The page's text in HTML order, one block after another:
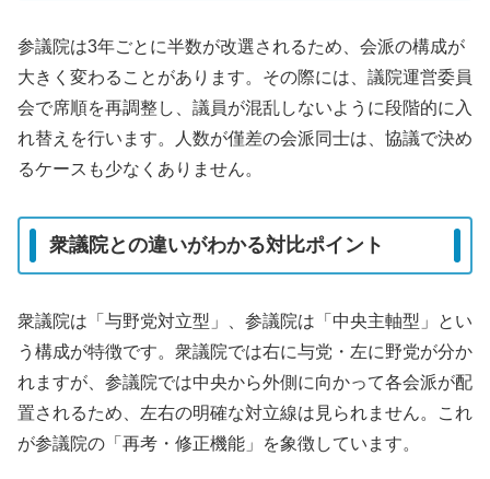
参議院は3年ごとに半数が改選されるため、会派の構成が
大きく変わることがあります。その際には、議院運営委員
会で席順を再調整し、議員が混乱しないように段階的に入
れ替えを行います。人数が僅差の会派同士は、協議で決め
るケースも少なくありません。
衆議院との違いがわかる対比ポイント
衆議院は「与野党対立型」、参議院は「中央主軸型」とい
う構成が特徴です。衆議院では右に与党・左に野党が分か
れますが、参議院では中央から外側に向かって各会派が配
置されるため、左右の明確な対立線は見られません。これ
が参議院の「再考・修正機能」を象徴しています。